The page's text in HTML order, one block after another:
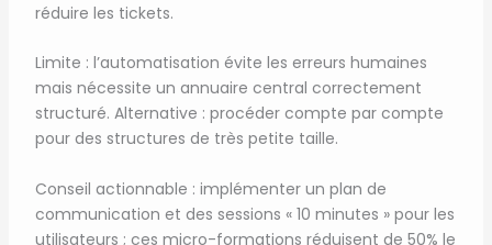
réduire les tickets.
Limite : l’automatisation évite les erreurs humaines
mais nécessite un annuaire central correctement
structuré. Alternative : procéder compte par compte
pour des structures de très petite taille.
Conseil actionnable : implémenter un plan de
communication et des sessions « 10 minutes » pour les
utilisateurs ; ces micro-formations réduisent de 50% le